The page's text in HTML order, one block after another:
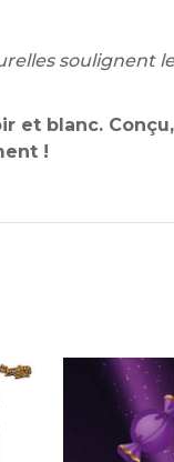
soulignent
et blanc.
!